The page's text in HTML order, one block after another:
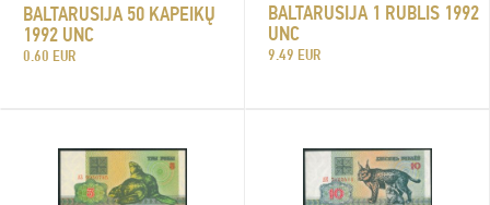
BALTARUSIJA 50 KAPEIKŲ
1992 UNC
0.60 EUR
BALTARUSIJA 1 RUBLIS 1992
UNC
9.49 EUR